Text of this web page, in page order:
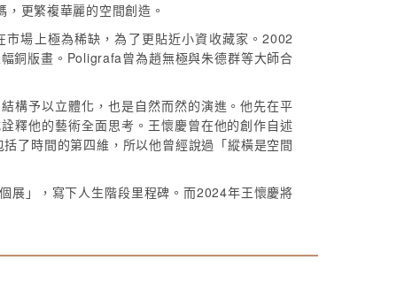
更繁複華麗的空間創造。
場上極為稀缺，為了更貼近小資收藏家。2002
銅版畫。Poligrafa曾為趙無極與朱德群等大師合
構予以立體化，也是自然而然的演進。他先在平
釋他的藝術全面思考。王懷慶曾在他的創作自述
了時間的第四維，所以他曾經說過「縱橫是空間
展」，寫下人生階段里程碑。而2024年王懷慶將